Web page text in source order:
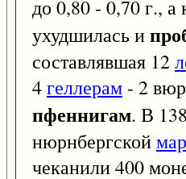
до 0,80 - 0,70 г., а
ухудшилась и
составлявшая 12
4геллерам - 2
пфеннигам. В
нюрнбергской
чеканили 400